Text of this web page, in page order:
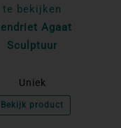
te bekijken
Agaat
Sculptuur
Uniek
Bekijk product